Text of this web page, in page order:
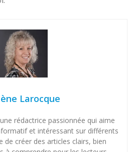
Larocque
rédactrice passionnée qui aime
et intéressant sur différents
de créer des articles clairs, bien